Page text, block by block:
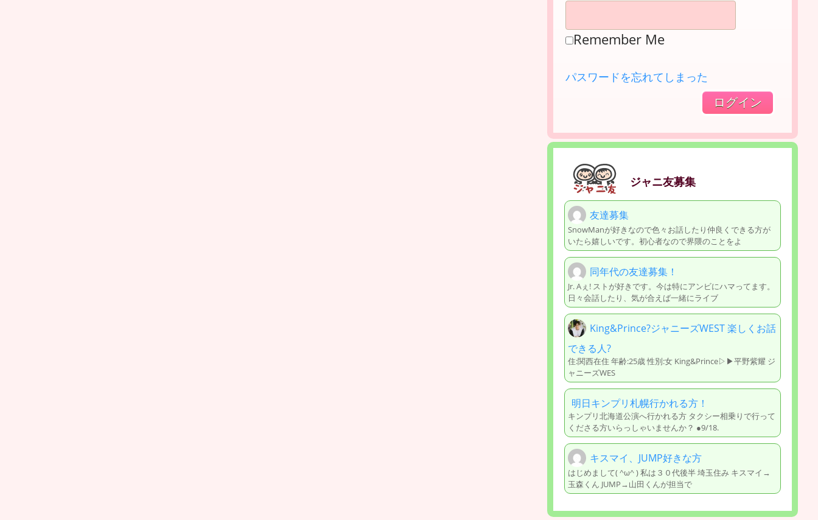
Remember Me
パスワードを忘れてしまった
ジャニ友募集
友達募集
SnowManが好きなので色々お話したり仲良くできる方が
いたら嬉しいです。初心者なので界隈のことをよ
同年代の友達募集！
Jr. Aぇ! ストが好きです。今は特にアンビにハマってます。
日々会話したり、気が合えば一緒にライブ
King&Prince?ジャニーズWEST 楽しくお話
できる人?
住:関西在住 年齢:25歳 性別:女 King&Prince▷▶︎平野紫耀 ジ
ャニーズWES
明日キンプリ札幌行かれる方！
キンプリ北海道公演へ行かれる方 タクシー相乗りで行って
くださる方いらっしゃいませんか？ ●9/18.
キスマイ、JUMP好きな方
はじめまして( ^ω^ ) 私は３０代後半 埼玉住み キスマイ→
玉森くん JUMP→山田くんが担当で